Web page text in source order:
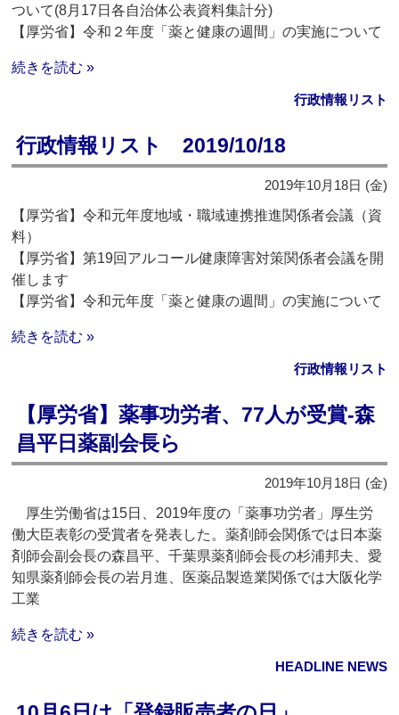
ついて(8月17日各自治体公表資料集計分)
【厚労省】令和２年度「薬と健康の週間」の実施について
続きを読む »
行政情報リスト
行政情報リスト 2019/10/18
2019年10月18日 (金)
【厚労省】令和元年度地域・職域連携推進関係者会議（資
料）
【厚労省】第19回アルコール健康障害対策関係者会議を開
催します
【厚労省】令和元年度「薬と健康の週間」の実施について
続きを読む »
行政情報リスト
【厚労省】薬事功労者、77人が受賞‐森
昌平日薬副会長ら
2019年10月18日 (金)
厚生労働省は15日、2019年度の「薬事功労者」厚生労
働大臣表彰の受賞者を発表した。薬剤師会関係では日本薬
剤師会副会長の森昌平、千葉県薬剤師会長の杉浦邦夫、愛
知県薬剤師会長の岩月進、医薬品製造業関係では大阪化学
工業
続きを読む »
HEADLINE NEWS